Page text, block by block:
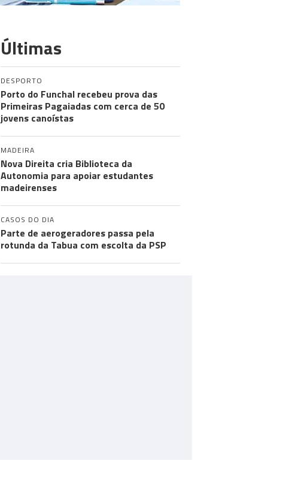
Últimas
DESPORTO
Porto do Funchal recebeu prova das
Primeiras Pagaiadas com cerca de 50
jovens canoístas
MADEIRA
Nova Direita cria Biblioteca da
Autonomia para apoiar estudantes
madeirenses
CASOS DO DIA
Parte de aerogeradores passa pela
rotunda da Tabua com escolta da PSP